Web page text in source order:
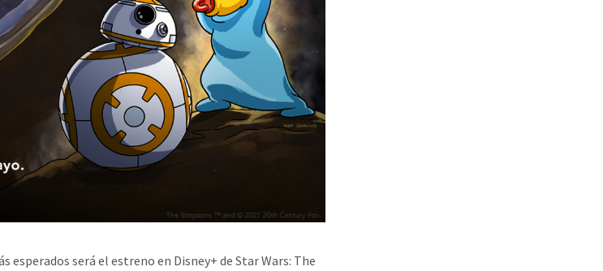
esperados será el estreno en Disney+ de Star Wars: The